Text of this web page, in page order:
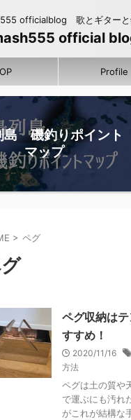
officialblog 歌とギターと
official
Profile
島 磯釣りポイント
マップ
> ペグ
ペグ収納は
すすめ！
2020/11/16
方法
ペグは土の質や
で運ぶにも汚れ
がこれが結構な